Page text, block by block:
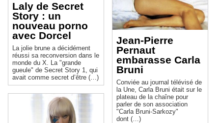
Laly de Secret
Story : un
nouveau porno
avec Dorcel
La jolie brune a décidément
réussi sa reconversion dans le
monde du X. La "grande
gueule" de Secret Story 1, qui
avait comme secret d’être (…)
Jean-Pierre
Pernaut
embarasse Carla
Bruni
Conviée au journal télévisé de
la Une, Carla Bruni était sur le
plateau de la chaîne pour
parler de son association
"Carla Bruni-Sarkozy"
dont (…)